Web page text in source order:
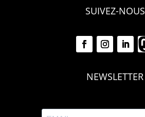
SUIVEZ-NOUS
NEWSLETTER